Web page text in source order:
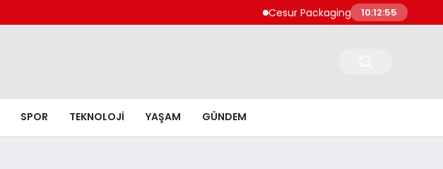
Cesur Packaging, Mısır’daki Üretim Üssünü
10:12:57
SPOR TEKNOLOJI YAŞAM GÜNDEM